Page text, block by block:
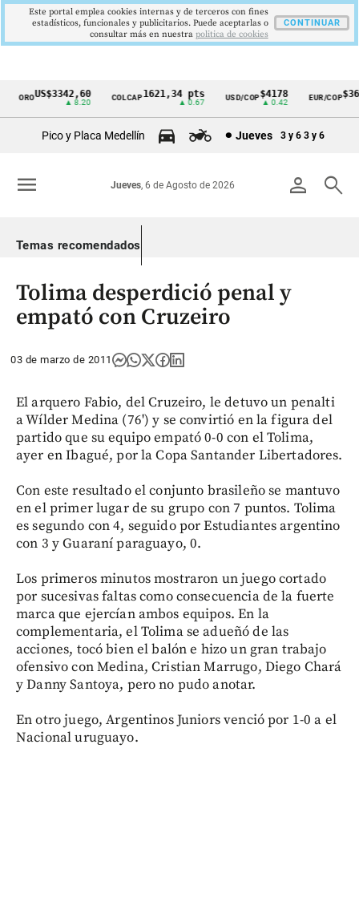
Cintillo
Colombia
OROUS$3342,60
▲ 8.20
COLCAP1621,34 pts
▲ 0.67
USD/COP$4178
▲ 0.42
EUR/COP
Pico y Placa Medellín Jueves 3 y 6 3 y 6
person search
Jueves, 6 de Agosto de 2026
menu
Temas recomendados
Tolima desperdició penal y
empató con Cruzeiro
03 de marzo de 2011
El arquero Fabio, del Cruzeiro, le detuvo un penalti
a Wílder Medina (76') y se convirtió en la figura del
partido que su equipo empató 0-0 con el Tolima,
ayer en Ibagué, por la Copa Santander Libertadores.
Con este resultado el conjunto brasileño se mantuvo
en el primer lugar de su grupo con 7 puntos. Tolima
es segundo con 4, seguido por Estudiantes argentino
con 3 y Guaraní paraguayo, 0.
Los primeros minutos mostraron un juego cortado
por sucesivas faltas como consecuencia de la fuerte
marca que ejercían ambos equipos. En la
complementaria, el Tolima se adueñó de las
acciones, tocó bien el balón e hizo un gran trabajo
ofensivo con Medina, Cristian Marrugo, Diego Chará
y Danny Santoya, pero no pudo anotar.
En otro juego, Argentinos Juniors venció por 1-0 a el
Nacional uruguayo.
Este portal emplea cookies internas y de terceros con fines
estadísticos, funcionales y publicitarios. Puede aceptarlas o
consultar más en nuestra politica de cookies
CONTINUAR